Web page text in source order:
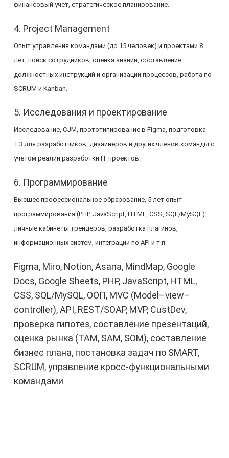
финансовый учет, стратегическое планирование.
4. Project Management
Опыт управления командами (до 15 человек) и проектами 8
лет, поиск сотрудников, оценка знаний, составление
должностных инструкций и организации процессов, работа по
SCRUM и Kanban.
5. Исследования и проектирование
Исследование, CJM, прототипирование в Figma, подготовка
ТЗ для разработчиков, дизайнеров и других членов команды с
учетом реалий разработки IT проектов.
6. Программирование
Высшее профессиональное образование, 5 лет опыт
программирования (PHP, JavaScript, HTML, CSS, SQL/MySQL):
личные кабинеты трейдеров, разработка плагинов,
информационных систем, интеграции по API и т.п.
Figma, Miro, Notion, Asana, MindMap, Google
Docs, Google Sheets, PHP, JavaScript, HTML,
CSS, SQL/MySQL, ООП, MVC (Model–view–
controller), API, REST/SOAP, MVP, CustDev,
проверка гипотез, составление презентаций,
оценка рынка (TAM, SAM, SOM), составление
бизнес плана, постановка задач по SMART,
SCRUM, управление кросс-функциональными
командами